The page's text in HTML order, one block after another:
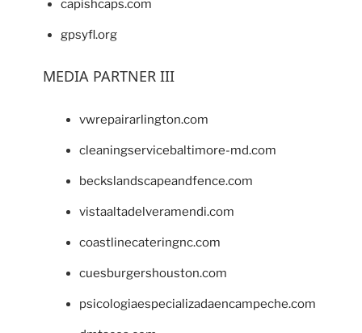
capishcaps.com
gpsyfl.org
MEDIA PARTNER III
vwrepairarlington.com
cleaningservicebaltimore-md.com
beckslandscapeandfence.com
vistaaltadelveramendi.com
coastlinecateringnc.com
cuesburgershouston.com
psicologiaespecializadaencampeche.com